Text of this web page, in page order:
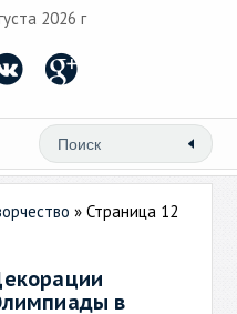
2026 г
» Страница 12
в